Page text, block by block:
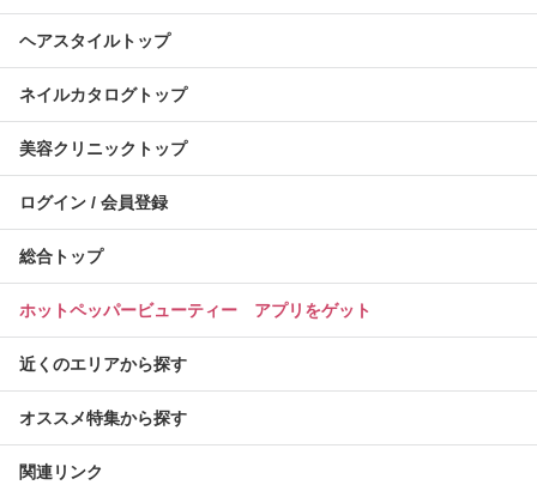
ヘアスタイルトップ
ネイルカタログトップ
美容クリニックトップ
ログイン / 会員登録
総合トップ
ホットペッパービューティー アプリをゲット
近くのエリアから探す
オススメ特集から探す
関連リンク